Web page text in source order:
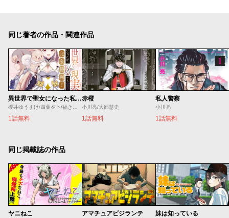
同じ著者の作品・関連作品
異世界で聖女になった私、現実世界でも聖女チートで完全勝利！
1話無料
赤橙
小川亮/大部慧史
1話無料
私人警察
小川亮
1話無料
同じ掲載誌の作品
ヤニねこ アマチュアビジランテ 妹は知っている